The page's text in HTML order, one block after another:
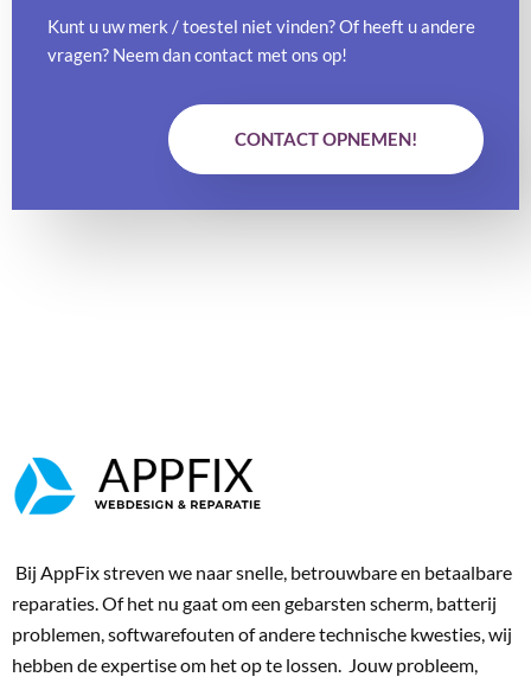
Kunt u uw merk / toestel niet vinden? Of heeft u andere
vragen? Neem dan contact met ons op!
CONTACT OPNEMEN!
Bij AppFix streven we naar snelle, betrouwbare en betaalbare
reparaties. Of het nu gaat om een gebarsten scherm, batterij
problemen, softwarefouten of andere technische kwesties, wij
hebben de expertise om het op te lossen. Jouw probleem,